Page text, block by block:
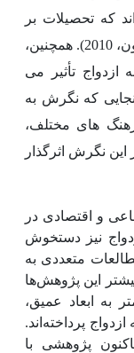
که تحصیلات بر
نگرش به ازدواج زنان موثر نیست (یو و هیون، 2010). همچنین،
تأثیر می
و همکاران، 2019). از آنجایی که نگرش به
های مختلف،
نگرش اثرگذار
و اقتصادی در
نیز دستخوش
متعددی به
این پژوهش‌ها
به ابعاد عمیق،
پرداخته‌اند.
پژوهشی با